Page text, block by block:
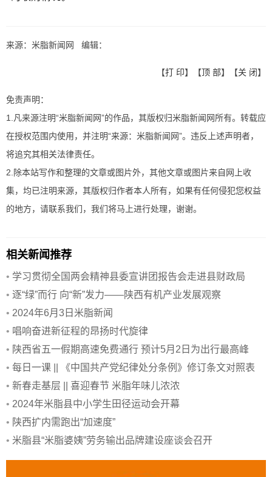
来源：米脂新闻网 编辑：
【打 印】【顶 部】【关 闭】
免责声明：
1.凡来源注明“米脂新闻网”的作品，其版权归米脂新闻网所有。转载应
在授权范围内使用，并注明“来源：米脂新闻网”。违反上述声明者，
将追究其相关法律责任。
2.除本站写作和整理的文章或图片外，其他文章或图片来自网上收
集，均已注明来源，其版权归作者本人所有，如果有任何侵犯您权益
的地方，请联系我们，我们将马上进行处理，谢谢。
相关新闻推荐
• 学习贯彻全国两会精神县委宣讲团报告会走进县财政局
• 逐“绿”而行 向“新”发力——陕西有机产业发展观察
• 2024年6月3日米脂新闻
• 唱响奋进新征程的昂扬时代旋律
• 陕西省五一假期高速免费通行 预计5月2日为出行最高峰
• 每日一课 || 《中国共产党纪律处分条例》修订条文对照表
• 新春走基层 || 喜迎春节 米脂年味儿浓浓
• 2024年米脂县中小学生田径运动会开幕
• 陕西扩内需跑出“加速度”
• 米脂县“米脂婆姨”劳务输出品牌建设座谈会召开